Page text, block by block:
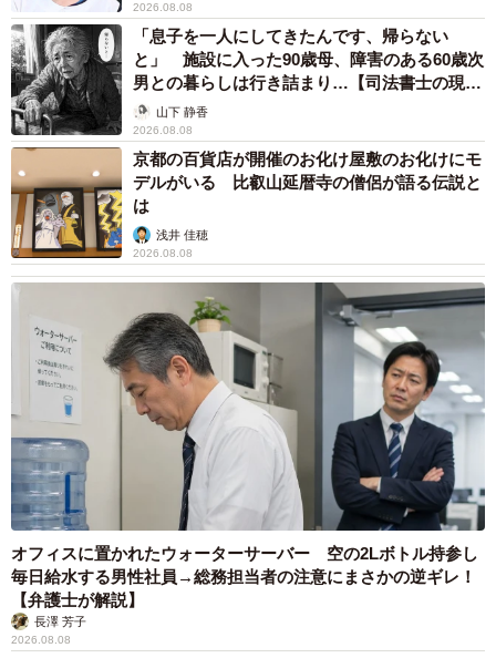
2026.08.08
「息子を一人にしてきたんです、帰らない
と」 施設に入った90歳母、障害のある60歳次
男との暮らしは行き詰まり…【司法書士の現場
から】山下 静香
2026.08.08
京都の百貨店が開催のお化け屋敷のお化けにモ
デルがいる 比叡山延暦寺の僧侶が語る伝説と
は
浅井 佳穂
2026.08.08
オフィスに置かれたウォーターサーバー 空の2Lボトル持参し
毎日給水する男性社員→総務担当者の注意にまさかの逆ギレ！
【弁護士が解説】
長澤 芳子
2026.08.08